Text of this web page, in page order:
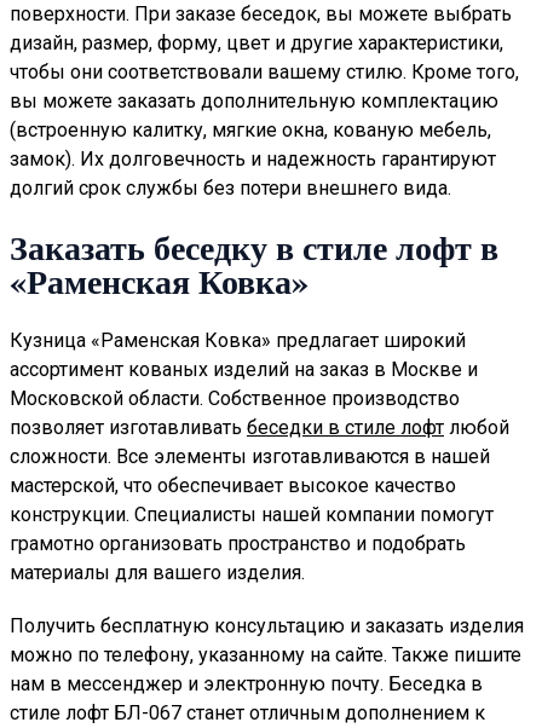
поверхности. При заказе беседок, вы можете выбрать
дизайн, размер, форму, цвет и другие характеристики,
чтобы они соответствовали вашему стилю. Кроме того,
вы можете заказать дополнительную комплектацию
(встроенную калитку, мягкие окна, кованую мебель,
замок). Их долговечность и надежность гарантируют
долгий срок службы без потери внешнего вида.
Заказать беседку в стиле лофт в
«Раменская Ковка»
Кузница «Раменская Ковка» предлагает широкий
ассортимент кованых изделий на заказ в Москве и
Московской области. Собственное производство
позволяет изготавливать беседки в стиле лофт любой
сложности. Все элементы изготавливаются в нашей
мастерской, что обеспечивает высокое качество
конструкции. Специалисты нашей компании помогут
грамотно организовать пространство и подобрать
материалы для вашего изделия.
Получить бесплатную консультацию и заказать изделия
можно по телефону, указанному на сайте. Также пишите
нам в мессенджер и электронную почту. Беседка в
стиле лофт БЛ-067 станет отличным дополнением к